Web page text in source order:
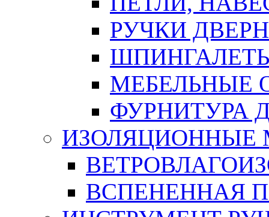
РУЧКИ
МЕБЕЛЬНЫЕ
ФУРНИТУРА
ИЗОЛЯЦИОННЫЕ
ВСПЕНЕННАЯ